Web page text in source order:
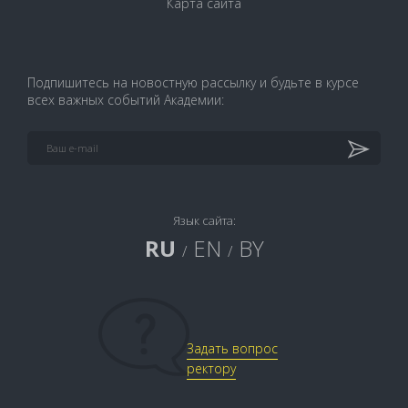
Подпишитесь на новостную рассылку и будьте в курсе
всех важных событий Академии:
Язык сайта:
RU / EN / BY
Задать вопрос
ректору